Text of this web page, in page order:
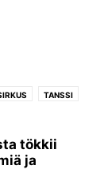
TANSSI
tökkii
ja